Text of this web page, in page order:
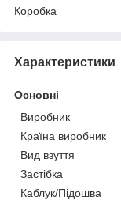
Коробка
Характеристики
Основні
Виробник
Країна виробник
Вид взуття
Застібка
Каблук/Підошва